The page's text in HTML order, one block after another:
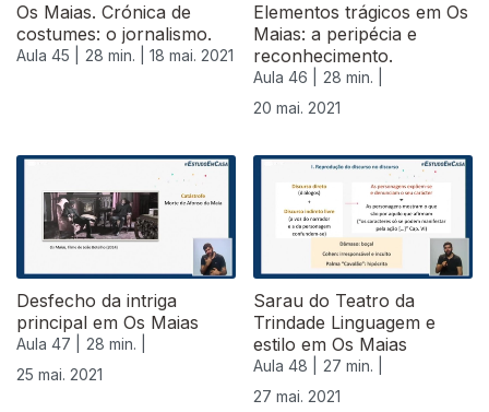
Os Maias. Crónica de
costumes: o jornalismo.
Aula 45 | 28 min. | 18 mai. 2021
Elementos trágicos em Os
Maias: a peripécia e
reconhecimento.
Aula 46 |
28 min. |
20 mai. 2021
Desfecho da intriga
principal em Os Maias
Aula 47 |
28 min. |
25 mai. 2021
Sarau do Teatro da
Trindade Linguagem e
estilo em Os Maias
Aula 48 |
27 min. |
27 mai. 2021